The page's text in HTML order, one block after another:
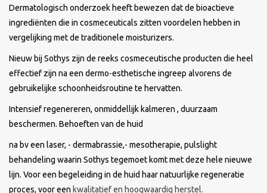
Nieuw !!
Mila d'Opiz
Bernard cassiere
Dermatologisch onderzoek heeft bewezen dat de bioactieve
ingrediënten die in cosmeceuticals zitten voordelen hebben in
vergelijking met de traditionele moisturizers.
Nieuw bij Sothys zijn de reeks cosmeceutische producten die heel
effectief zijn na een dermo-esthetische ingreep alvorens de
gebruikelijke schoonheidsroutine te hervatten.
Intensief regenereren, onmiddellijk kalmeren , duurzaam
beschermen. Behoeften van de huid
na bv een laser, - dermabrassie,- mesotherapie, pulslight
behandeling waarin Sothys tegemoet komt met deze hele nieuwe
lijn. Voor een begeleiding in de huid haar natuurlijke regeneratie
proces, voor een kwalitatief en hoogwaardig herstel.